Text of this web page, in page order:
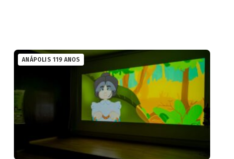
ANÁPOLIS 119 ANOS